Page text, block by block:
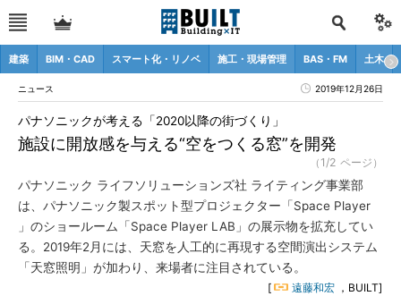
建築 BIM・CAD スマート化・リノベ 施工・現場管理 BAS・FM 土木
ニュース 2019年12月26日
施設に開放感を与える“空をつくる窓”を開発
パナソニックが考える「2020以降の街づくり」
（1/2 ページ）
パナソニック ライフソリューションズ社 ライティング事業部
は、パナソニック製スポット型プロジェクター「Space Player
」のショールーム「Space Player LAB」の展示物を拡充してい
る。2019年2月には、天窓を人工的に再現する空間演出システム
「天窓照明」が加わり、来場者に注目されている。
[ 遠藤和宏 ，BUILT]